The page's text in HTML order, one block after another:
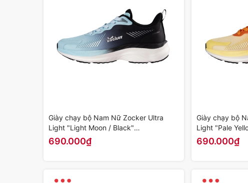
Giày chạy bộ Nam Nữ Zocker Ultra
Light "Light Moon / Black"
KOJI00000462 - Hàng Chính Hãng
690.000₫
Giày chạy bộ
Light "Pale
KOJI00000464
690.000₫